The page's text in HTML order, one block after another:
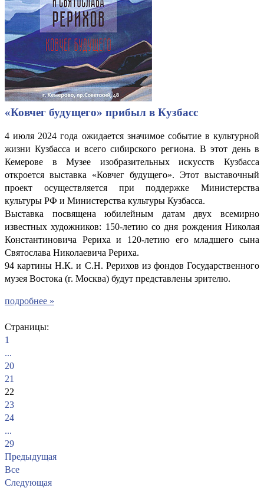
«Ковчег будущего» прибыл в Кузбасс
4 июля 2024 года ожидается значимое событие в культурной
жизни Кузбасса и всего сибирского региона. В этот день в
Кемерове в Музее изобразительных искусств Кузбасса
откроется выставка «Ковчег будущего». Этот выставочный
проект осуществляется при поддержке Министерства
культуры РФ и Министерства культуры Кузбасса.
Выставка посвящена юбилейным датам двух всемирно
известных художников: 150-летию со дня рождения Николая
Константиновича Рериха и 120-летию его младшего сына
Святослава Николаевича Рериха.
94 картины Н.К. и С.Н. Рерихов из фондов Государственного
музея Востока (г. Москва) будут представлены зрителю.
подробнее »
Страницы:
1
...
20
21
22
23
24
...
29
Предыдущая
Все
Следующая